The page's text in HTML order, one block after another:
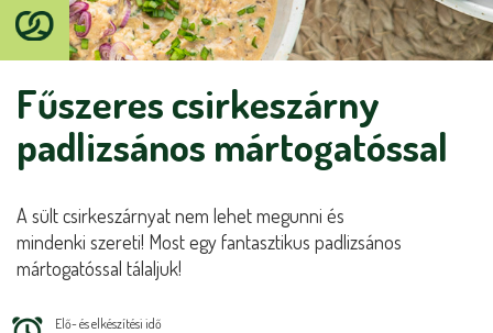
Fűszeres csirkeszárny
padlizsános mártogatóssal
A sült csirkeszárnyat nem lehet megunni és
mindenki szereti! Most egy fantasztikus padlizsános
mártogatóssal tálaljuk!
Elő- és elkészítési idő